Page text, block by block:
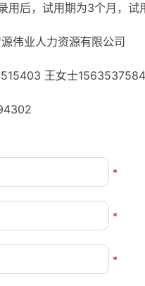
用后，试用期为3个月，试
伟业人力资源有限公司
王女士
*
*
*